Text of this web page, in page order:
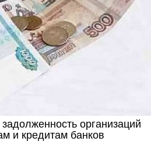
организаций
и кредитам банков